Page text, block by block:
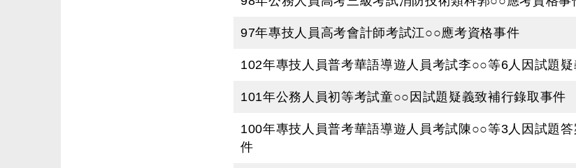
97年專技人員高考會計師考試江○○應考資格事件
102年專技人員普考華語導遊人員考試李○○等6人因試題
101年公務人員初等考試童○○因試題疑義致補行錄取事件
100年專技人員普考華語導遊人員考試陳○○等3人因試題
件